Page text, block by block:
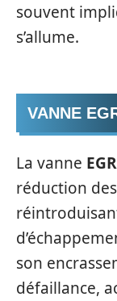
souvent
s’allume.
VANNE
La vanne EGR
réduction
son
défaillance,